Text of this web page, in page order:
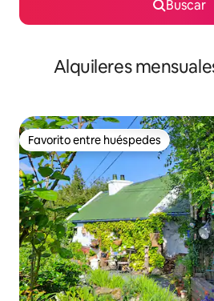
Buscar
Alquileres
Favorito entre huéspedes
Favorito entre huéspedes